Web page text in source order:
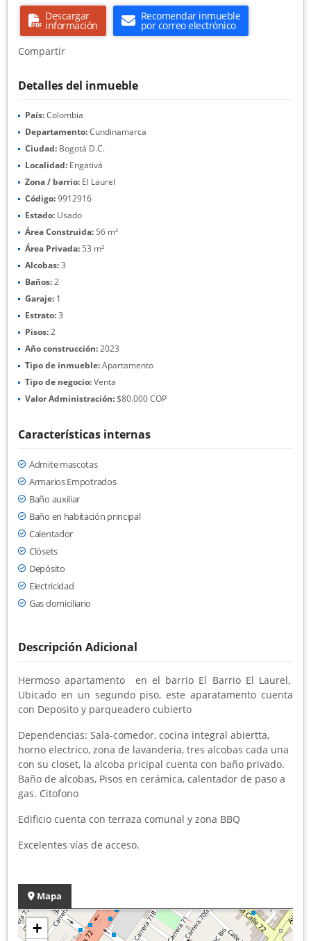
Descargar
información
Recomendar inmueble
por correo electrónico
Compartir
Detalles del inmueble
País:Colombia
Departamento:Cundinamarca
Ciudad: Bogotá D.C.
Localidad: Engativá
Zona / barrio: El Laurel
Código:9912916
Estado: Usado
Área Construida: 56 m²
Área Privada: 53 m²
Alcobas:3
Baños:2
Garaje: 1
Estrato:3
Pisos:2
Año construcción:2023
Tipo de inmueble:Apartamento
Tipo de negocio:Venta
Valor Administración:$80.000 COP
Características internas
Admite mascotas
Armarios Empotrados
Baño auxiliar
Baño en habitación principal
Calentador
Clósets
Depósito
Electricidad
Gas domiciliario
Descripción Adicional
Hermoso apartamento en el barrio El Barrio El Laurel,
Ubicado en un segundo piso, este aparatamento cuenta
con Deposito y parqueadero cubierto
Dependencias: Sala-comedor, cocina integral abiertta,
horno electrico, zona de lavanderia, tres alcobas cada una
con su closet, la alcoba pricipal cuenta con baño privado.
Baño de alcobas, Pisos en cerámica, calentador de paso a
gas. Citofono
Edificio cuenta con terraza comunal y zona BBQ
Excelentes vías de acceso.
Mapa
+